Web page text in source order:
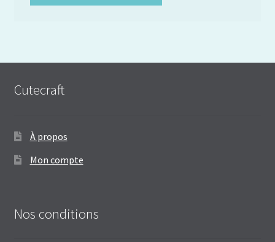
Cutecraft
À propos
Mon compte
Nos conditions